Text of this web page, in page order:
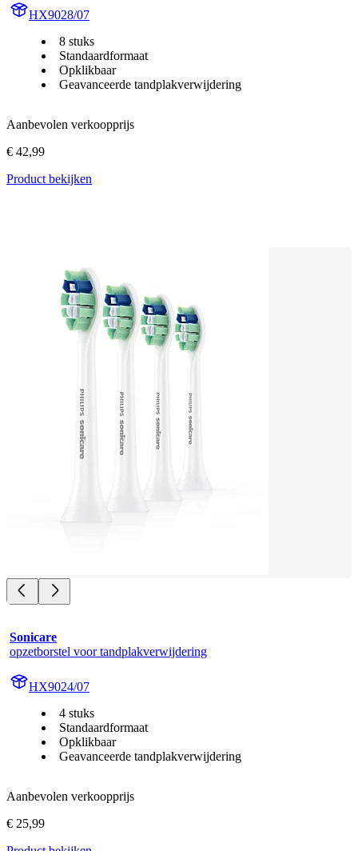
HX9028/07
8 stuks
Standaardformaat
Opklikbaar
Geavanceerde tandplakverwijdering
Aanbevolen verkoopprijs
€ 42,99
Product bekijken
Sonicare
opzetborstel voor tandplakverwijdering
HX9024/07
4 stuks
Standaardformaat
Opklikbaar
Geavanceerde tandplakverwijdering
Aanbevolen verkoopprijs
€ 25,99